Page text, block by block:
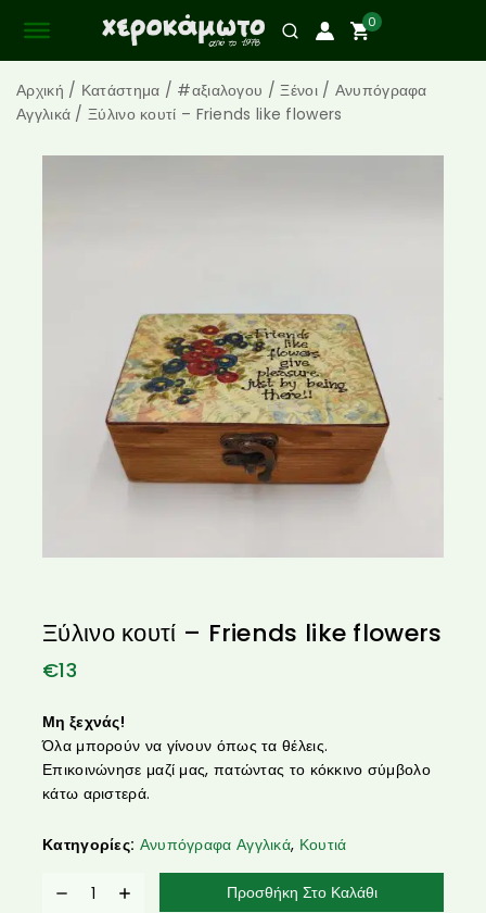
0
Αρχική / Κατάστημα / #αξιαλογου / Ξένοι / Ανυπόγραφα
Αγγλικά / Ξύλινο κουτί – Friends like flowers
Ξύλινο κουτί – Friends like flowers
€13
Μη ξεχνάς!
Όλα μπορούν να γίνουν όπως τα θέλεις.
Επικοινώνησε μαζί μας, πατώντας το κόκκινο σύμβολο
κάτω αριστερά.
Κατηγορίες: Ανυπόγραφα Αγγλικά, Κουτιά
Προσθήκη Στο Καλάθι